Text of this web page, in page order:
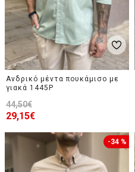
Ανδρικό μέντα πουκάμισο με
γιακά 1445P
29,15€
44,50€
-34 %